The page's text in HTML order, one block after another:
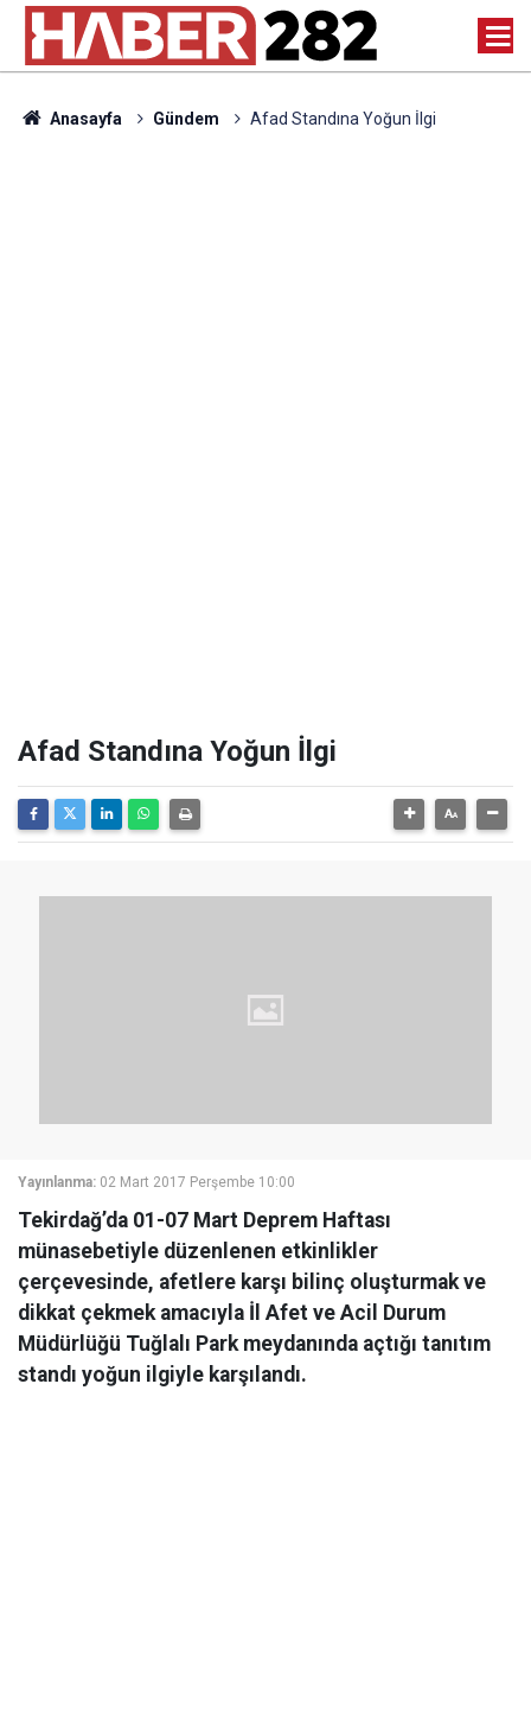
Anasayfa Gündem Afad Standına Yoğun İlgi
Afad Standına Yoğun İlgi
Yayınlanma: 02 Mart 2017 Perşembe 10:00
Tekirdağ’da 01-07 Mart Deprem Haftası
münasebetiyle düzenlenen etkinlikler
çerçevesinde, afetlere karşı bilinç oluşturmak ve
dikkat çekmek amacıyla İl Afet ve Acil Durum
Müdürlüğü Tuğlalı Park meydanında açtığı tanıtım
standı yoğun ilgiyle karşılandı.